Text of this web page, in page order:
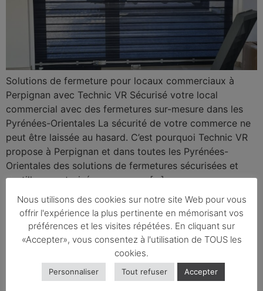
Solutions de fermeture pour locaux commerciaux à
Perpignan avec Technic VR Sécurisé votre local
commercial avec des fermetures sur-mesure dans les
Pyrénées-Orientales La sécurité de votre commerce ne
peut être laissée au hasard. C’est pourquoi Technic VR
propose à Perpignan et dans toutes les Pyrénées-
Orientales des solutions de fermetures sécurisées et
portillons motorisés sur mesure […]
Aménagement extérieur
sur-mesure à Perpignan
avec Technic VR
Nous utilisons des cookies sur notre site Web pour vous
offrir l'expérience la plus pertinente en mémorisant vos
préférences et les visites répétées. En cliquant sur
«Accepter», vous consentez à l'utilisation de TOUS les
cookies.
Personnaliser Tout refuser Accepter